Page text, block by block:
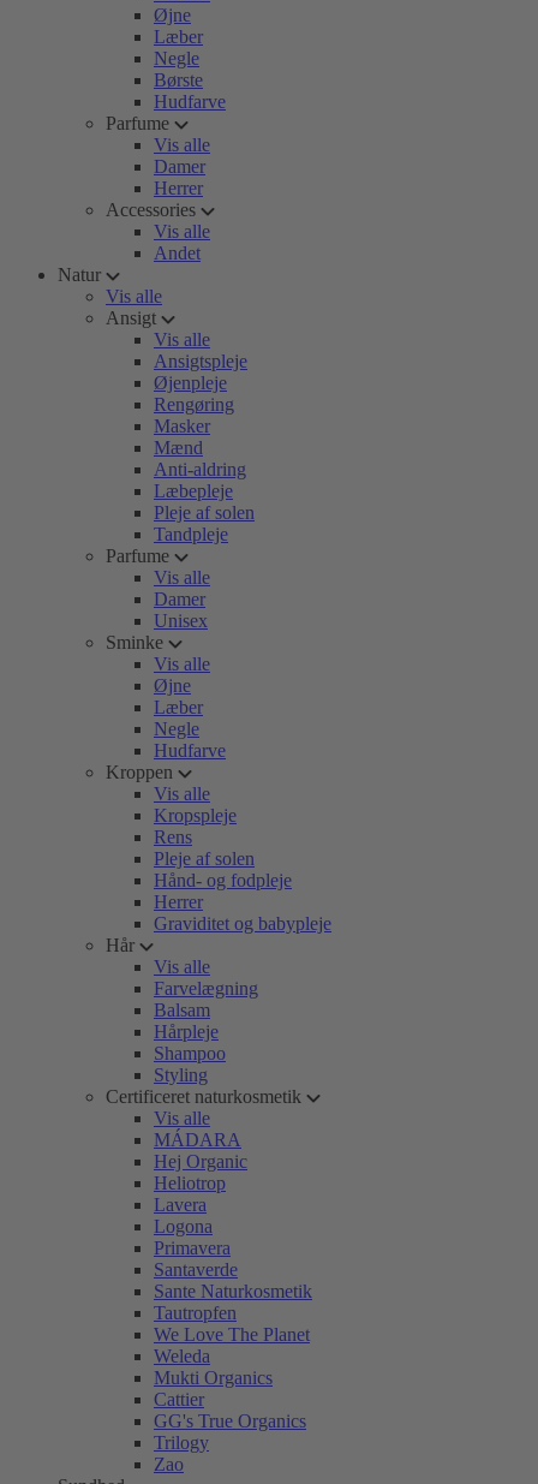
Øjne
Læber
Negle
Børste
Hudfarve
Parfume
Vis alle
Damer
Herrer
Accessories
Vis alle
Andet
Natur
Vis alle
Ansigt
Vis alle
Ansigtspleje
Øjenpleje
Rengøring
Masker
Mænd
Anti-aldring
Læbepleje
Pleje af solen
Tandpleje
Parfume
Vis alle
Damer
Unisex
Sminke
Vis alle
Øjne
Læber
Negle
Hudfarve
Kroppen
Vis alle
Kropspleje
Rens
Pleje af solen
Hånd- og fodpleje
Herrer
Graviditet og babypleje
Hår
Vis alle
Farvelægning
Balsam
Hårpleje
Shampoo
Styling
Certificeret naturkosmetik
Vis alle
MÁDARA
Hej Organic
Heliotrop
Lavera
Logona
Primavera
Santaverde
Sante Naturkosmetik
Tautropfen
We Love The Planet
Weleda
Mukti Organics
Cattier
GG's True Organics
Trilogy
Zao